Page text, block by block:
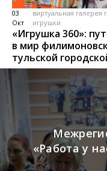
03
Окт
виртуальная галерея
игрушки
«Игрушка 360»:
в мир
тульской
«Работа у